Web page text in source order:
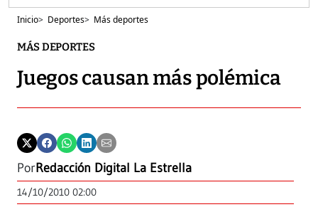
Inicio> Deportes> Más deportes
MÁS DEPORTES
Juegos causan más polémica
PorRedacción Digital La Estrella
14/10/2010 02:00